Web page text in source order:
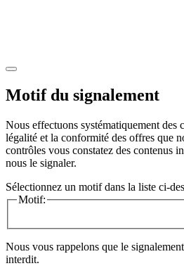
Motif du signalement
Nous effectuons systématiquement des
légalité et la conformité des offres que
contrôles vous constatez des contenus
nous le signaler.
Sélectionnez un motif dans la liste ci-
Motif:
Nous vous rappelons que le
interdit.